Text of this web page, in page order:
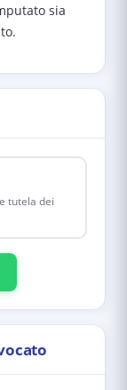
sia
tutela dei